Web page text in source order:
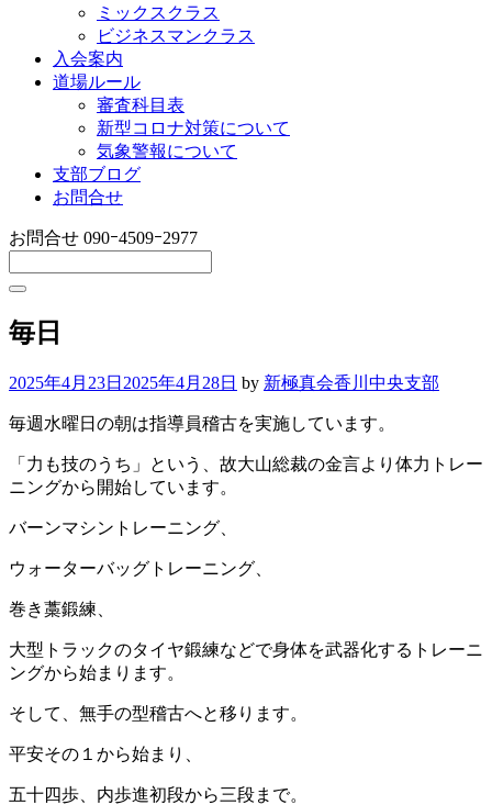
ミックスクラス
ビジネスマンクラス
入会案内
道場ルール
審査科目表
新型コロナ対策について
気象警報について
支部ブログ
お問合せ
お問合せ 090ｰ4509ｰ2977
毎日
2025年4月23日 2025年4月28日 by 新極真会香川中央支部
毎週水曜日の朝は指導員稽古を実施しています。
「力も技のうち」という、故大山総裁の金言より体力トレー
ニングから開始しています。
バーンマシントレーニング、
ウォーターバッグトレーニング、
巻き藁鍛練、
大型トラックのタイヤ鍛練などで身体を武器化するトレーニ
ングから始まります。
そして、無手の型稽古へと移ります。
平安その１から始まり、
五十四歩、内歩進初段から三段まで。